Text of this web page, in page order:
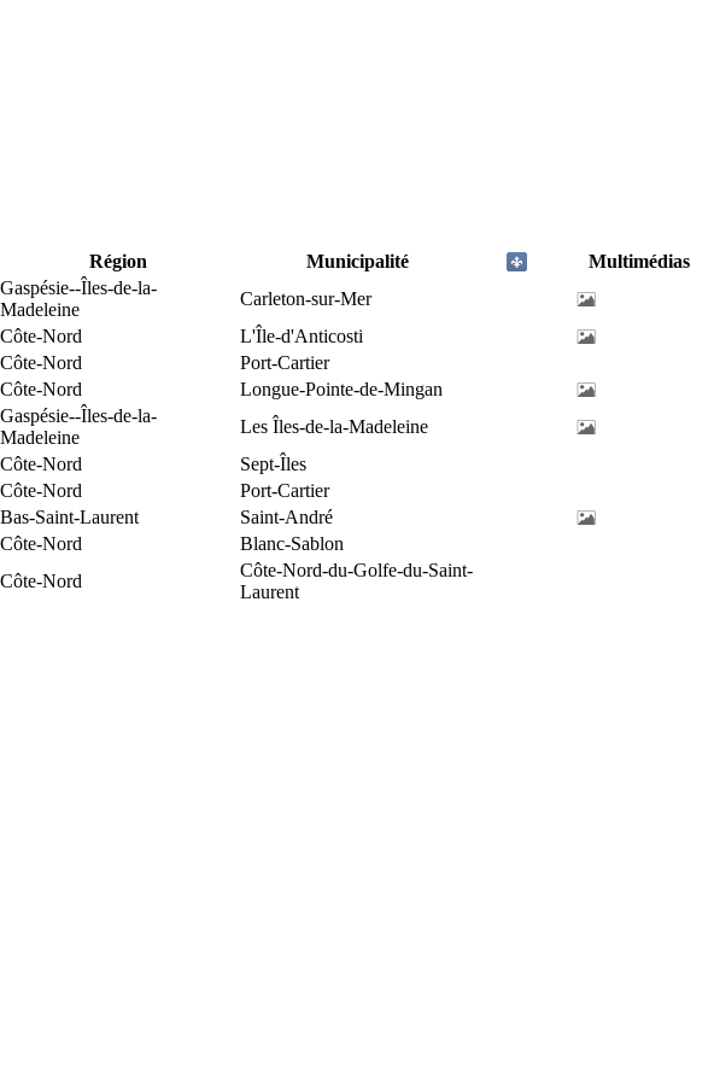
Région Municipalité
Multimédias
Gaspésie--Îles-de-la-
Madeleine
Carleton-sur-Mer
Côte-Nord
L'Île-d'Anticosti
Côte-Nord
Port-Cartier
Côte-Nord
Longue-Pointe-de-Mingan
Gaspésie--Îles-de-la-
Madeleine
Les Îles-de-la-Madeleine
Côte-Nord
Sept-Îles
Côte-Nord
Port-Cartier
Bas-Saint-Laurent
Saint-André
Côte-Nord
Blanc-Sablon
Côte-Nord
Côte-Nord-du-Golfe-du-Saint-
Laurent